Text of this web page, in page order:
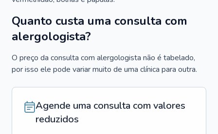
Quanto custa uma consulta com
alergologista?
O preço da consulta com alergologista não é tabelado,
por isso ele pode variar muito de uma clínica para outra.
Agende uma consulta com valores
reduzidos